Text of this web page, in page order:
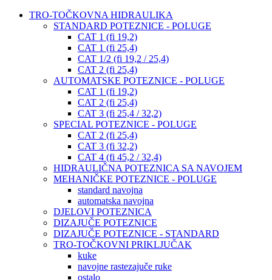
TRO-TOČKOVNA HIDRAULIKA
STANDARD POTEZNICE - POLUGE
CAT 1 (fi 19,2)
CAT 1 (fi 25,4)
CAT 1/2 (fi 19,2 / 25,4)
CAT 2 (fi 25,4)
AUTOMATSKE POTEZNICE - POLUGE
CAT 1 (fi 19,2)
CAT 2 (fi 25,4)
CAT 3 (fi 25,4 / 32,2)
SPECIAL POTEZNICE - POLUGE
CAT 2 (fi 25,4)
CAT 3 (fi 32,2)
CAT 4 (fi 45,2 / 32,4)
HIDRAULIČNA POTEZNICA SA NAVOJEM
MEHANIČKE POTEZNICE - POLUGE
standard navojna
automatska navojna
DJELOVI POTEZNICA
DIZAJUČE POTEZNICE
DIZAJUČE POTEZNICE - STANDARD
TRO-TOČKOVNI PRIKLJUČAK
kuke
navojne rastezajuče ruke
ostalo